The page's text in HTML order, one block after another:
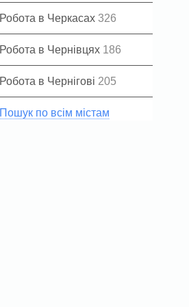
Робота в Черкасах 326
Робота в Чернівцях 186
Робота в Чернігові 205
Пошук по всім містам